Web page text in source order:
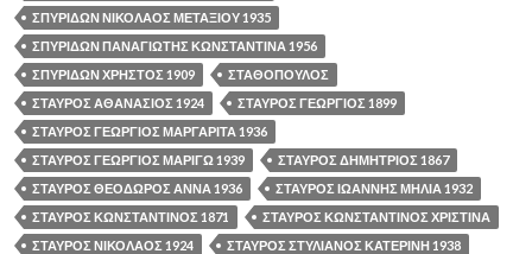
ΣΠΥΡΙΔΩΝ ΝΙΚΟΛΑΟΣ ΜΕΤΑΞΙΟΥ 1935
ΣΠΥΡΙΔΩΝ ΠΑΝΑΓΙΩΤΗΣ ΚΩΝΣΤΑΝΤΙΝΑ 1956
ΣΠΥΡΙΔΩΝ ΧΡΗΣΤΟΣ 1909
ΣΤΑΘΟΠΟΥΛΟΣ
ΣΤΑΥΡΟΣ ΑΘΑΝΑΣΙΟΣ 1924
ΣΤΑΥΡΟΣ ΓΕΩΡΓΙΟΣ 1899
ΣΤΑΥΡΟΣ ΓΕΩΡΓΙΟΣ ΜΑΡΓΑΡΙΤΑ 1936
ΣΤΑΥΡΟΣ ΓΕΩΡΓΙΟΣ ΜΑΡΙΓΩ 1939
ΣΤΑΥΡΟΣ ΔΗΜΗΤΡΙΟΣ 1867
ΣΤΑΥΡΟΣ ΘΕΟΔΩΡΟΣ ΑΝΝΑ 1936
ΣΤΑΥΡΟΣ ΙΩΑΝΝΗΣ ΜΗΛΙΑ 1932
ΣΤΑΥΡΟΣ ΚΩΝΣΤΑΝΤΙΝΟΣ 1871
ΣΤΑΥΡΟΣ ΚΩΝΣΤΑΝΤΙΝΟΣ ΧΡΙΣΤΙΝΑ
ΣΤΑΥΡΟΣ ΝΙΚΟΛΑΟΣ 1924
ΣΤΑΥΡΟΣ ΣΤΥΛΙΑΝΟΣ ΚΑΤΕΡΙΝΗ 1938